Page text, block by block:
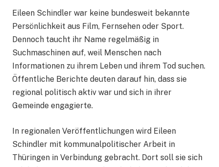
Eileen Schindler war keine bundesweit bekannte
Persönlichkeit aus Film, Fernsehen oder Sport.
Dennoch taucht ihr Name regelmäßig in
Suchmaschinen auf, weil Menschen nach
Informationen zu ihrem Leben und ihrem Tod suchen.
Öffentliche Berichte deuten darauf hin, dass sie
regional politisch aktiv war und sich in ihrer
Gemeinde engagierte.
In regionalen Veröffentlichungen wird Eileen
Schindler mit kommunalpolitischer Arbeit in
Thüringen in Verbindung gebracht. Dort soll sie sich